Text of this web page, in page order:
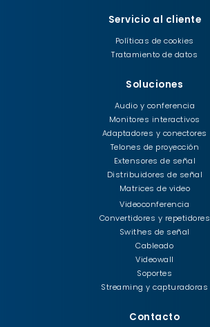
Servicio al cliente
Políticas de cookies
Tratamiento de datos
Soluciones
Audio y conferencia
Monitores interactivos
Adaptadores y conectores
Telones de proyección
Extensores de señal
Distribuidores de señal
Matrices de video
Videoconferencia
Convertidores y repetidores
Swithes de señal
Cableado
Videowall
Soportes
Streaming y capturadoras
Contacto